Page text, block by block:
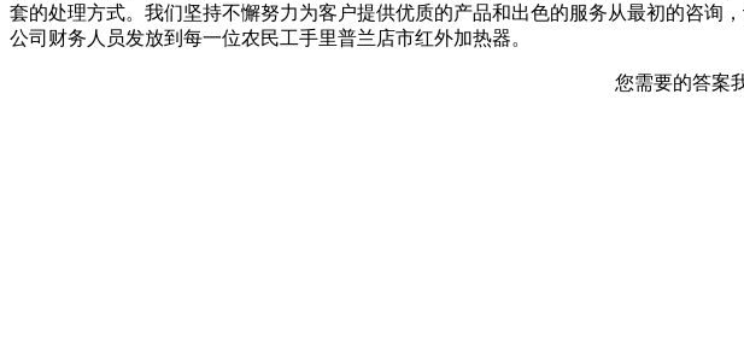
套的处理方式。我们坚持不懈努力为客户提供优质的产品和出色的服务从最初的咨
公司财务人员发放到每一位农民工手里普兰店市红外加热器。
您需要的答案